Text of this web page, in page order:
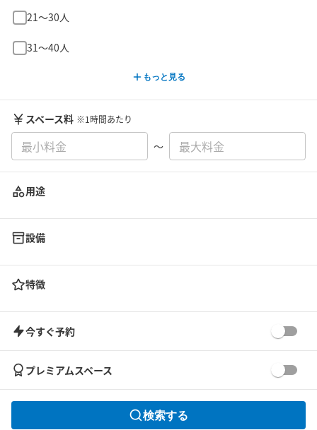
21〜30人
31〜40人
もっと見る
スペース料 ※1時間あたり
〜
用途
設備
特徴
今すぐ予約
プレミアムスペース
検索する